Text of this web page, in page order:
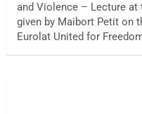
and Violence – Lecture at
given by Maibort Petit on
Eurolat United for